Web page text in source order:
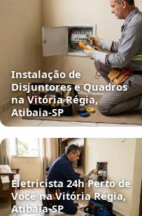
Instalação de
Disjuntores e Quadros
na Vitória Régia,
Atibaia‑SP
Eletricista 24h Perto de
Você na Vitória Régia,
Atibaia‑SP